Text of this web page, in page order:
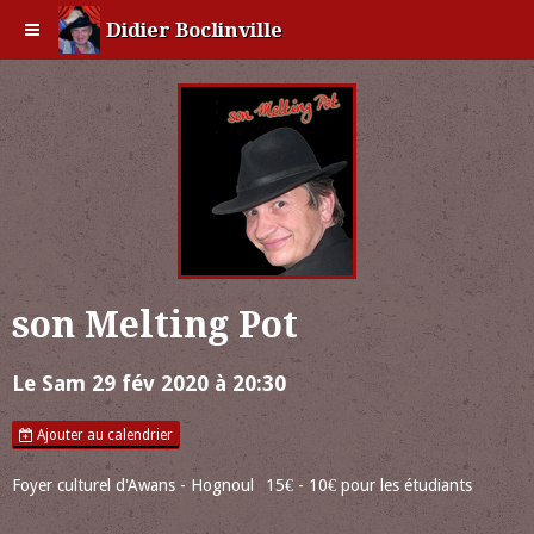
Didier Boclinville
son Melting Pot
Le Sam 29 fév 2020 à 20:30
Ajouter au calendrier
Foyer culturel d'Awans - Hognoul 15€ - 10€ pour les étudiants